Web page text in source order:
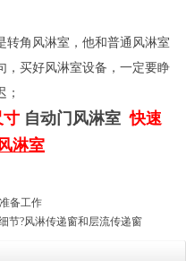
转角风淋室，他和普通风淋室
，买好风淋室设备，一定要睁
；
寸 自动门风淋室 快速
淋室
备工作
节?风淋传递窗和层流传递窗